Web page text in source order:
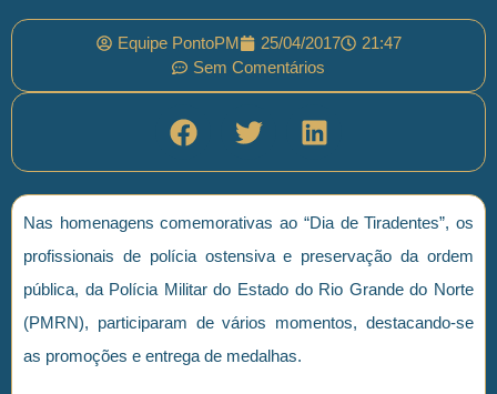
Equipe PontoPM 25/04/2017
21:47
Sem Comentários
Nas homenagens comemorativas ao “Dia de Tiradentes”, os
profissionais de polícia ostensiva e preservação da ordem
pública, da Polícia Militar do Estado do Rio Grande do Norte
(PMRN), participaram de vários momentos, destacando-se
as promoções e entrega de medalhas.